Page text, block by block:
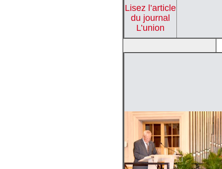
Lisez l’article
du journal
L’union